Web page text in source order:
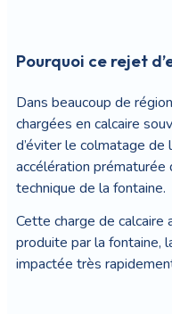
Pourquoi ce rejet
Dans beaucoup de
chargées en calcaire
d’éviter le colmatage
accélération prématurée
technique de la fontaine.
Cette charge de calcaire
produite par la fontaine,
impactée très